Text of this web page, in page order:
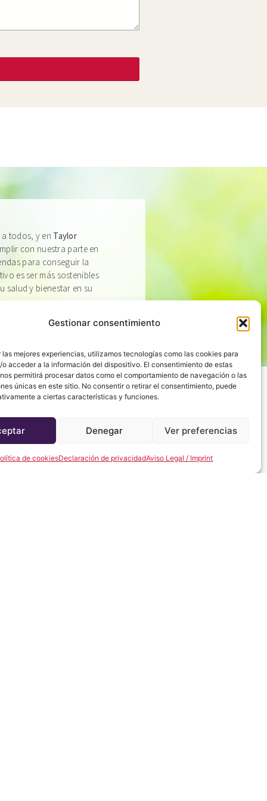
Gestionar consentimiento
las mejores experiencias, utilizamos tecnologías como las cookies para
o acceder a la información del dispositivo. El consentimiento de estas
permitirá procesar datos como el comportamiento de navegación o las
únicas en este sitio. No consentir o retirar el consentimiento, puede
a ciertas características y funciones.
Denegar Ver preferencias
de cookiesDeclaración de privacidadAviso Legal / Imprint
todos, y en Taylor
con nuestra parte en
para conseguir la
es ser más sostenibles
salud y bienestar en su
ESTÁ